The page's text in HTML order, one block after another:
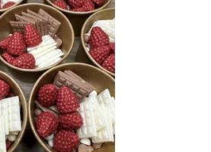
vonná kolekce, která vás doma
čokoládu a malinu, s pomocí
mít pokaždé...
6